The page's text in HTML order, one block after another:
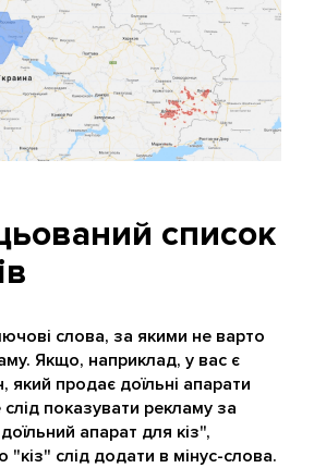
список
слова, за якими не варто
Якщо, наприклад, у вас є
який продає доїльні апарати
показувати рекламу за
апарат для кіз",
"кіз" слід додати в мінус-слова.